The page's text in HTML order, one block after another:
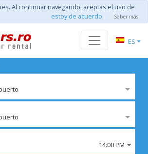
Al continuar navegando, aceptas el uso de
estoy de acuerdo Saber más
ES
14:00 PM